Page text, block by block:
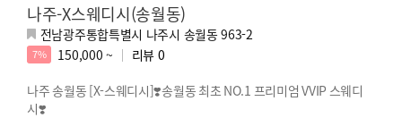
나주-X스웨디시(송월동)
전남광주통합특별시 나주시 송월동 963-2
7% 150,000 ~ 리뷰 0
나주 송월동 [X-스웨디시]❣️송월동 최초 NO.1 프리미엄 VVIP 스웨디
시❣️